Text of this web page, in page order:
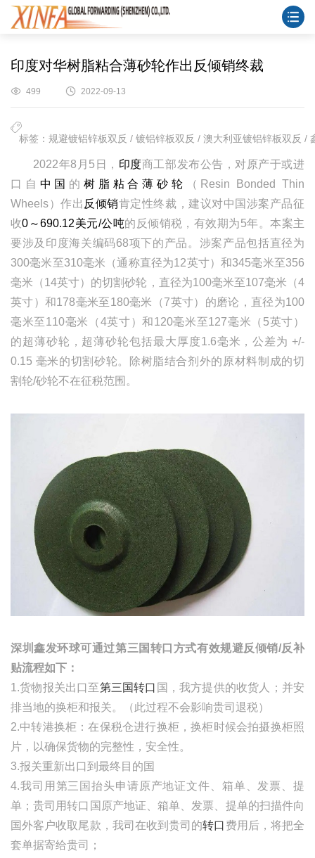
印度对华树脂粘合薄砂轮作出反倾销终裁
499 2022-09-13
标签：规避镀铝锌板双反 / 镀铝锌板双反 / 澳大利亚镀铝锌板双反 /
2022年8月5日， 印度商工部发布公告，对原产于或进
口自 中国 的树脂粘合薄砂轮
（Resin Bonded Thin
Wheels）作出 反倾销肯定性终裁，建议对中国涉案产品征
收0～690.12美元/公吨的反倾销税，有效期为5年。本案主
要涉及印度海关编码68项下的产品。涉案产品包括直径为
300毫米至310毫米（通称直径为12英寸）和345毫米至356
毫米（14英寸）的切割砂轮，直径为100毫米至107毫米（4
英寸）和178毫米至180毫米（7英寸）的磨论，直径为100
毫米至110毫米（4英寸）和120毫米至127毫米（5英寸）
的超薄砂轮，超薄砂轮包括最大厚度1.6毫米，公差为 +/-
0.15 毫米的切割砂轮。除树脂结合剂外的原材料制成的切
割轮/砂轮不在征税范围。
深圳鑫发环球可通过第三国转口方式有效规避反倾销/反补
贴流程如下：
1.货物报关出口至第三国转口 国，我方提供的收货人；并安
排当地的换柜和报关。（此过程不会影响贵司退税）
2.中转港换柜：在保税仓进行换柜，换柜时候会拍摄换柜照
片，以确保货物的完整性，安全性。
3.报关重新出口到最终目的国
4.我司用第三国抬头申请原产地证文件、箱单、发票、提
单；贵司用转口国原产地证、箱单、发票、提单的扫描件向
国外客户收取尾款，我司在收到贵司的转口 费用后，将把全
套单据寄给贵司；